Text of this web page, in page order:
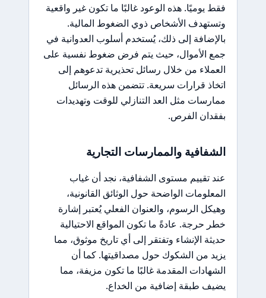
فقط يوميًا. هذه الوعود غالبًا ما تكون غير واقعية
وتستهدف الأشخاص ذوي الضغوط المالية.
بالإضافة إلى ذلك، يُستخدم أسلوب العدوانية في
جمع الأموال، حيث يتم فرض ضغوط نفسية على
العملاء من خلال رسائل تحذيرية تدعوهم إلى
اتخاذ قرارات سريعة. تتضمن هذه الرسائل
ممارسات مثل العد التنازلي للوقت وتهديدات
بفقدان الفرص.
الشفافية والممارسات التجارية
عند تقييم مستوى الشفافية، نجد أن غياب
المعلومات الواضحة حول الوثائق القانونية،
وهيكل الرسوم، والعنوان الفعلي يُعتبر إشارة
خطر حرجة. عادةً ما تكون المواقع الاحتيالية
حديثة الإنشاء وتفتقر إلى أي تاريخ موثوق، مما
يزيد من الشكوك حول مصداقيتها. كما أن
الشهادات المقدمة غالبًا ما تكون مزيفة، مما
يضيف طبقة إضافية من الخداع.